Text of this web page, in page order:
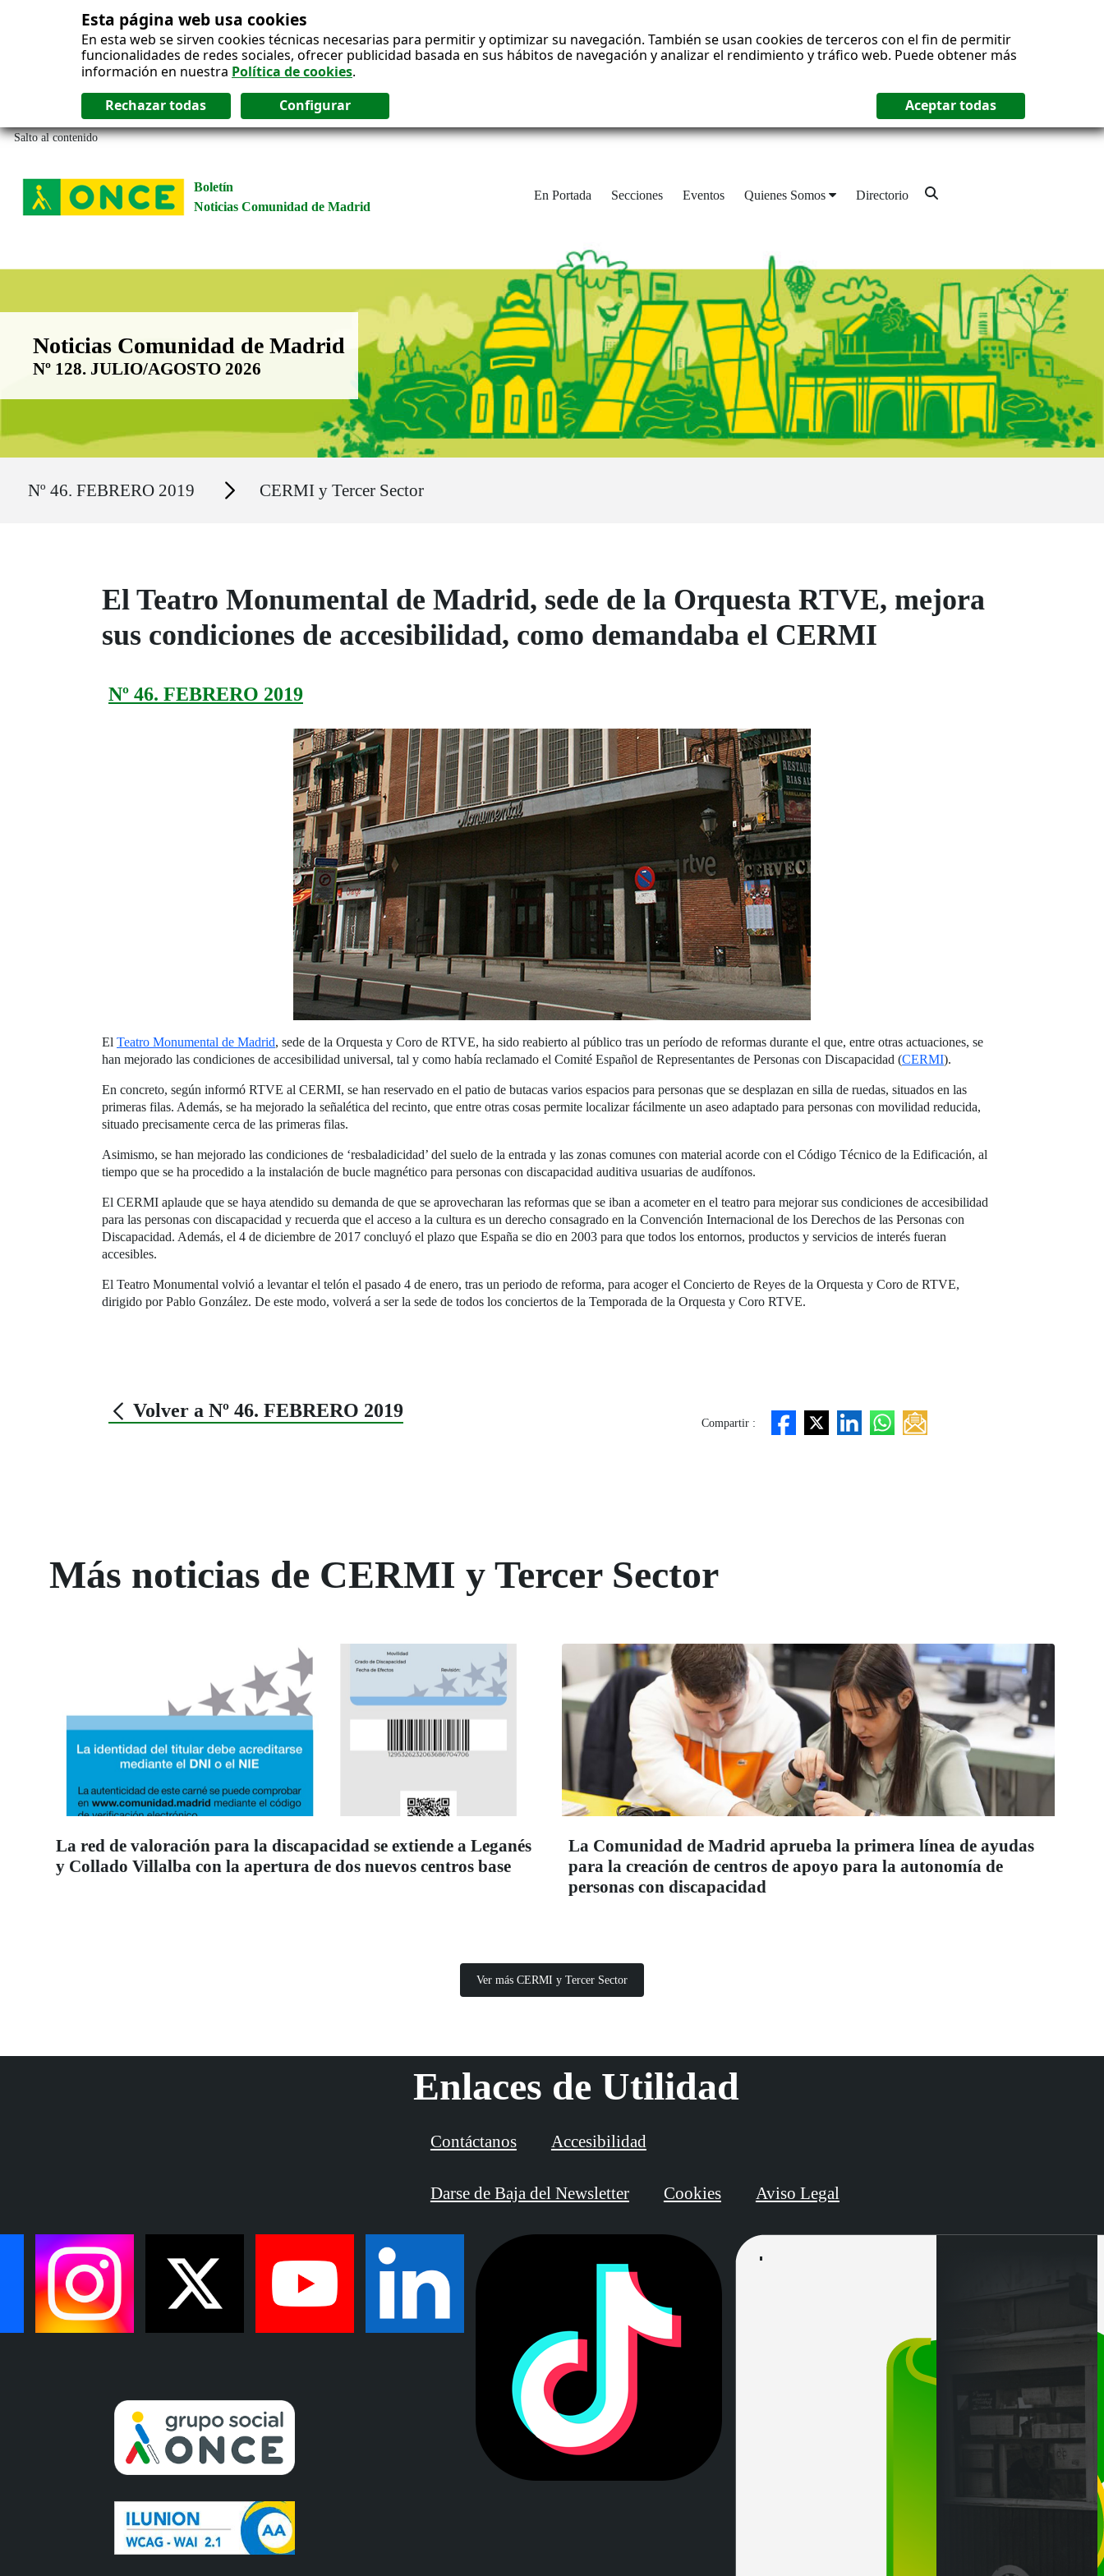
Esta página web usa cookies
En esta web se sirven cookies técnicas necesarias para permitir y optimizar su navegación. También se usan cookies de terceros con el fin de permitir
funcionalidades de redes sociales, ofrecer publicidad basada en sus hábitos de navegación y analizar el rendimiento y tráfico web. Puede obtener más
información en nuestra Política de cookies.
Salto al contenido
Boletín
Noticias Comunidad de Madrid
En Portada Secciones Eventos Quienes Somos Directorio
Boletín Noticias Comunidad de Madrid
Noticias Comunidad de Madrid
Nº 128. JULIO/AGOSTO 2026
Nº 46. FEBRERO 2019 Secciones CERMI y Tercer Sector
El Teatro Monumental de Madrid, sede de la Orquesta RTVE, mejora
sus condiciones de accesibilidad, como demandaba el CERMI
Nº 46. FEBRERO 2019
El Teatro Monumental de Madrid, sede de la Orquesta y Coro de RTVE, ha sido reabierto al público tras un período de reformas durante el que, entre otras actuaciones, se
han mejorado las condiciones de accesibilidad universal, tal y como había reclamado el Comité Español de Representantes de Personas con Discapacidad (CERMI).
En concreto, según informó RTVE al CERMI, se han reservado en el patio de butacas varios espacios para personas que se desplazan en silla de ruedas, situados en las
primeras filas. Además, se ha mejorado la señalética del recinto, que entre otras cosas permite localizar fácilmente un aseo adaptado para personas con movilidad reducida,
situado precisamente cerca de las primeras filas.
Asimismo, se han mejorado las condiciones de ‘resbaladicidad’ del suelo de la entrada y las zonas comunes con material acorde con el Código Técnico de la Edificación, al
tiempo que se ha procedido a la instalación de bucle magnético para personas con discapacidad auditiva usuarias de audífonos.
El CERMI aplaude que se haya atendido su demanda de que se aprovecharan las reformas que se iban a acometer en el teatro para mejorar sus condiciones de accesibilidad
para las personas con discapacidad y recuerda que el acceso a la cultura es un derecho consagrado en la Convención Internacional de los Derechos de las Personas con
Discapacidad. Además, el 4 de diciembre de 2017 concluyó el plazo que España se dio en 2003 para que todos los entornos, productos y servicios de interés fueran
accesibles.
El Teatro Monumental volvió a levantar el telón el pasado 4 de enero, tras un periodo de reforma, para acoger el Concierto de Reyes de la Orquesta y Coro de RTVE,
dirigido por Pablo González. De este modo, volverá a ser la sede de todos los conciertos de la Temporada de la Orquesta y Coro RTVE.
Volver a Nº 46. FEBRERO 2019
Compartir :
Más noticias de CERMI y Tercer Sector
La red de valoración para la discapacidad se extiende a Leganés
y Collado Villalba con la apertura de dos nuevos centros base
La Comunidad de Madrid aprueba la primera línea de ayudas
para la creación de centros de apoyo para la autonomía de
personas con discapacidad
Ver más CERMI y Tercer Sector
Enlaces de Utilidad
Contáctanos Accesibilidad
Darse de Baja del Newsletter Cookies Aviso Legal